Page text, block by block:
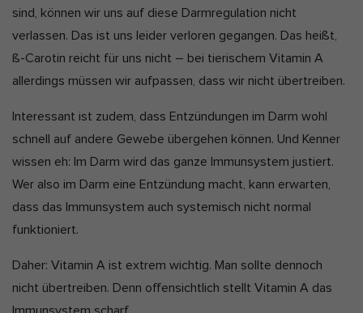
sind, können wir uns auf diese Darmregulation nicht
verlassen. Das ist uns leider verloren gegangen. Das heißt,
ß-Carotin reicht für uns nicht – bei tierischem Vitamin A
allerdings müssen wir aufpassen, dass wir nicht übertreiben.
Interessant ist zudem, dass Entzündungen im Darm wohl
schnell auf andere Gewebe übergehen können. Und Kenner
wissen eh: Im Darm wird das ganze Immunsystem justiert.
Wer also im Darm eine Entzündung macht, kann erwarten,
dass das Immunsystem auch systemisch nicht normal
funktioniert.
Daher: Vitamin A ist extrem wichtig. Man sollte dennoch
nicht übertreiben. Denn offensichtlich stellt Vitamin A das